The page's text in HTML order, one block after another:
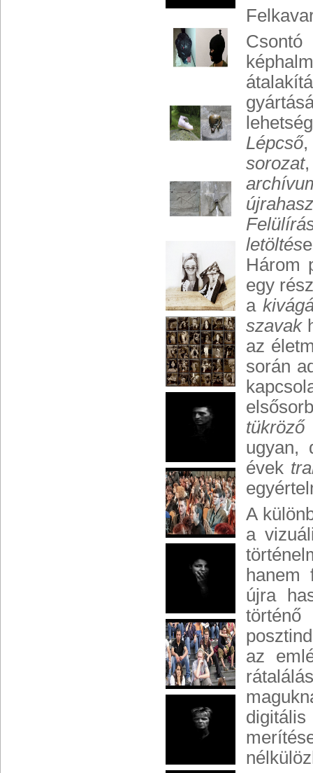
Csontó
Lépcső
sorozat
letöltés
Három
egy
a
szavak
az
során
tükröző
ugyan,
évek
A
a
hanem
újra
az